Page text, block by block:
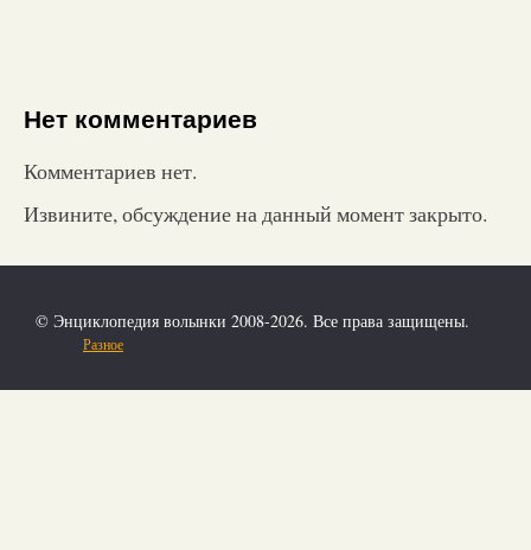
Нет комментариев
Комментариев нет.
Извините, обсуждение на данный момент закрыто.
© Энциклопедия волынки 2008-2026. Все права защищены.
Разное